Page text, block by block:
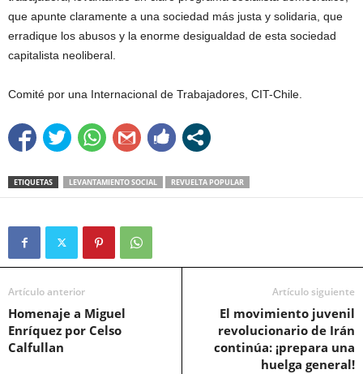
que apunte claramente a una sociedad más justa y solidaria, que
erradique los abusos y la enorme desigualdad de esta sociedad
capitalista neoliberal.
Comité por una Internacional de Trabajadores, CIT-Chile.
ETIQUETAS LEVANTAMIENTO SOCIAL REVUELTA POPULAR
Artículo anterior
Homenaje a Miguel
Enríquez por Celso
Calfullan
Artículo siguiente
El movimiento juvenil
revolucionario de Irán
continúa: ¡prepara una
huelga general!